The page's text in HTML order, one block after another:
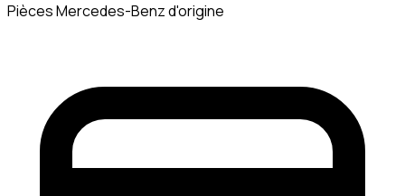
Pièces Mercedes-Benz d'origine